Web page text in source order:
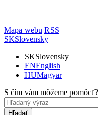
Mapa webu RSS
SKSlovensky
SKSlovensky
ENEnglish
HUMagyar
S čím vám môžeme pomôcť?
Hľadať